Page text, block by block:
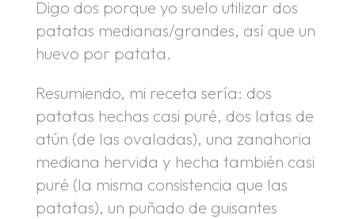
Digo dos porque yo suelo utilizar dos
patatas medianas/grandes, así que un
huevo por patata.
Resumiendo, mi receta sería: dos
patatas hechas casi puré, dos latas de
atún (de las ovaladas), una zanahoria
mediana hervida y hecha también casi
puré (la misma consistencia que las
patatas), un puñado de guisantes